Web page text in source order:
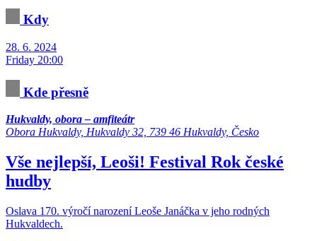
Kdy
28. 6. 2024
Friday 20:00
Kde přesně
Hukvaldy, obora – amfiteátr
Obora Hukvaldy, Hukvaldy 32, 739 46 Hukvaldy, Česko
Vše nejlepší, Leoši! Festival Rok české
hudby
Oslava 170. výročí narození Leoše Janáčka v jeho rodných
Hukvaldech.